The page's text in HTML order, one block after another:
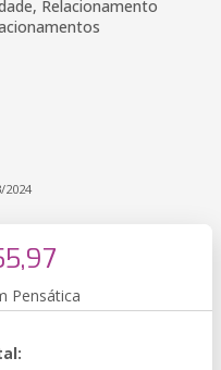
Relacionamento
2024
Pensática